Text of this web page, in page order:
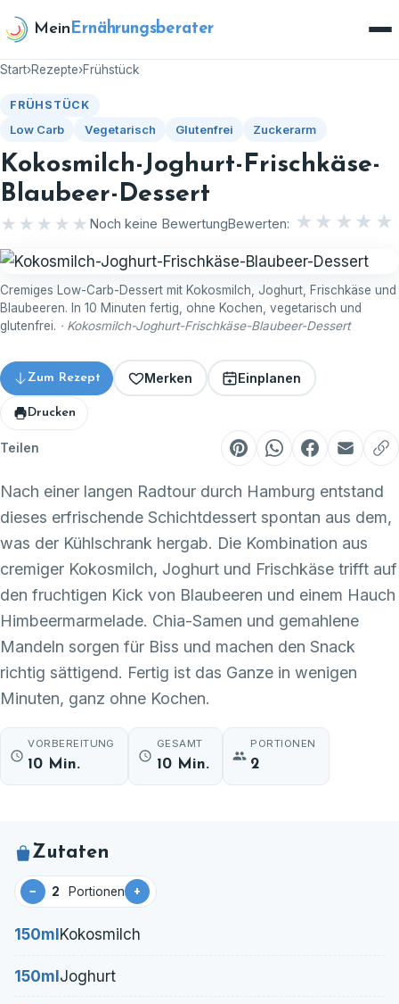
Zum Inhalt springen
MeinErnährungsberater
Start›Rezepte›Frühstück
FRÜHSTÜCK
Low Carb Vegetarisch Glutenfrei Zuckerarm
Kokosmilch-Joghurt-Frischkäse-
Blaubeer-Dessert
★★★★★
★★★★★ Noch keine BewertungBewerten: ★ ★ ★ ★ ★
Cremiges Low-Carb-Dessert mit Kokosmilch, Joghurt, Frischkäse und
Blaubeeren. In 10 Minuten fertig, ohne Kochen, vegetarisch und
glutenfrei. · Kokosmilch-Joghurt-Frischkäse-Blaubeer-Dessert
Zum Rezept Merken Einplanen
Drucken
Teilen
Nach einer langen Radtour durch Hamburg entstand
dieses erfrischende Schichtdessert spontan aus dem,
was der Kühlschrank hergab. Die Kombination aus
cremiger Kokosmilch, Joghurt und Frischkäse trifft auf
den fruchtigen Kick von Blaubeeren und einem Hauch
Himbeermarmelade. Chia-Samen und gemahlene
Mandeln sorgen für Biss und machen den Snack
richtig sättigend. Fertig ist das Ganze in wenigen
Minuten, ganz ohne Kochen.
VORBEREITUNG
10 Min.
GESAMT
10 Min.
PORTIONEN
2
Zutaten
− Portionen +
150ml Kokosmilch
150mlJoghurt